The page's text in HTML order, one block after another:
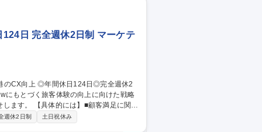
日 完全週休2日制 マーケテ
満足に関す
） ■Airport Operations Centre向け、CS
週休2日制 土日祝休み